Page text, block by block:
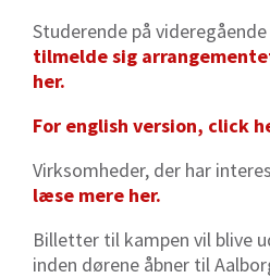
Studerende på
tilmelde sig
her.
For english version, click
Virksomheder, der har
læse mere her.
Billetter til kampen vil blive
inden dørene åbner til